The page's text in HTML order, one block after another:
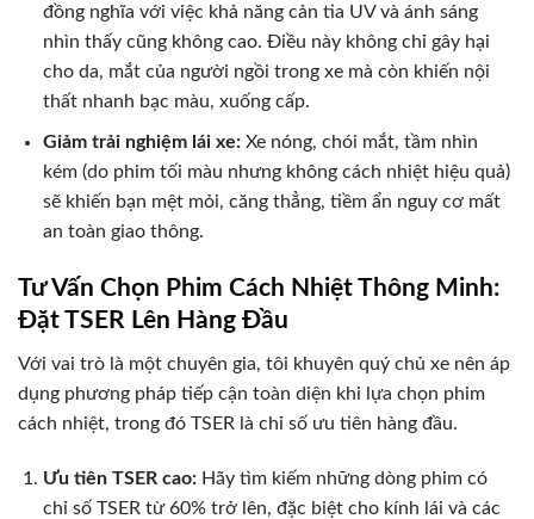
đồng nghĩa với việc khả năng cản tia UV và ánh sáng
nhìn thấy cũng không cao. Điều này không chỉ gây hại
cho da, mắt của người ngồi trong xe mà còn khiến nội
thất nhanh bạc màu, xuống cấp.
Giảm trải nghiệm lái xe:Xe nóng, chói mắt, tầm nhìn
kém (do phim tối màu nhưng không cách nhiệt hiệu quả)
sẽ khiến bạn mệt mỏi, căng thẳng, tiềm ẩn nguy cơ mất
an toàn giao thông.
Tư Vấn Chọn Phim Cách Nhiệt Thông Minh:
Đặt TSER Lên Hàng Đầu
Với vai trò là một chuyên gia, tôi khuyên quý chủ xe nên áp
dụng phương pháp tiếp cận toàn diện khi lựa chọn phim
cách nhiệt, trong đó TSER là chỉ số ưu tiên hàng đầu.
Ưu tiên TSER cao:Hãy tìm kiếm những dòng phim có
chỉ số TSER từ 60% trở lên, đặc biệt cho kính lái và các